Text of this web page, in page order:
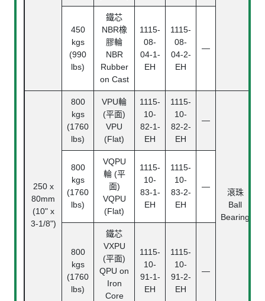
450
kgs
(990
lbs)
鐵芯
NBR橡
膠輪
NBR
Rubber
on Cast
1115-
08-
04-1-
EH
1115-
08-
04-2-
EH
—
250 x
80mm
(10" x
3-1/8")
800
kgs
(1760
lbs)
VPU輪
(平面)
VPU
(Flat)
1115-
10-
82-1-
EH
1115-
10-
82-2-
EH
—
滾珠
Ball
Bearing
800
kgs
(1760
lbs)
VQPU
輪 (平
面)
VQPU
(Flat)
1115-
10-
83-1-
EH
1115-
10-
83-2-
EH
—
800
kgs
(1760
lbs)
鐵芯
VXPU
(平面)
QPU on
Iron
Core
1115-
10-
91-1-
EH
1115-
10-
91-2-
EH
—